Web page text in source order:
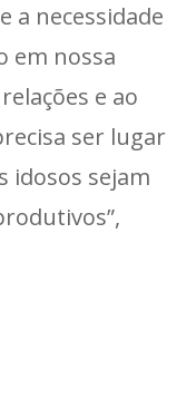
a necessidade
em nossa
e ao
ser lugar
idosos sejam